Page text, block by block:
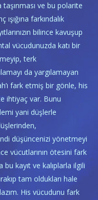
taşınması ve bu polarite
farkındalık
bilince kavuşup
vücudunuzda katı bir
terk
da yargılamayan
fark etmiş bir gönle, his
ihtiyaç var. Bunu
yani düşlerle
düşüncenizi yönetmeyi
vücutlarının ötesini fark
kayıt ve kalıplarla ilgili
tam oldukları hale
His vücudunu fark